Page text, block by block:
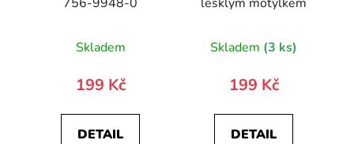
Skladem
199 Kč
DETAIL
Skladem (3 ks)
199 Kč
DETAIL